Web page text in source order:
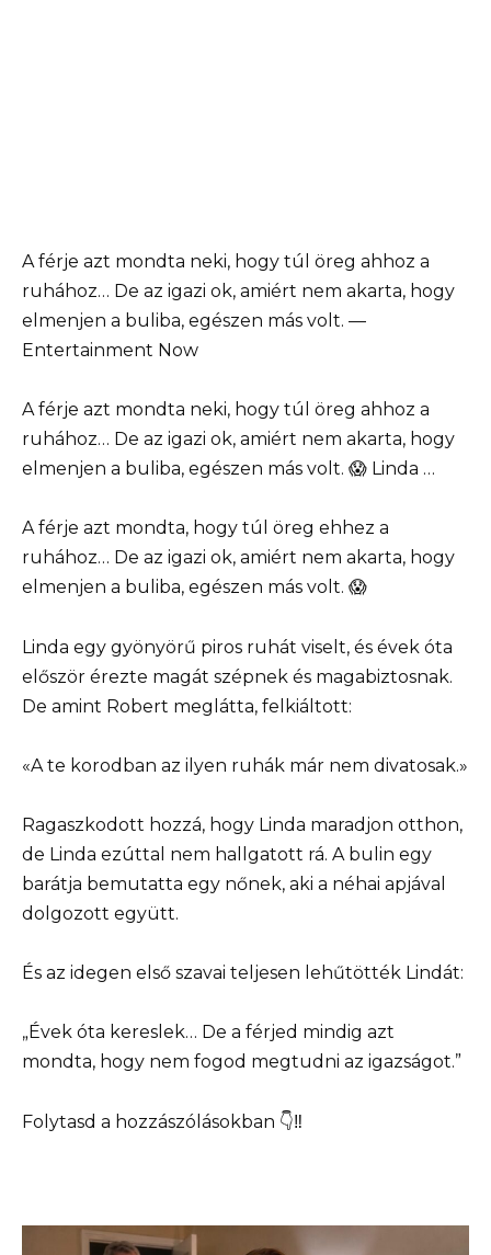
A férje azt mondta neki, hogy túl öreg ahhoz a
ruhához… De az igazi ok, amiért nem akarta, hogy
elmenjen a buliba, egészen más volt. —
Entertainment Now
A férje azt mondta neki, hogy túl öreg ahhoz a
ruhához… De az igazi ok, amiért nem akarta, hogy
elmenjen a buliba, egészen más volt. 😱 Linda …
A férje azt mondta, hogy túl öreg ehhez a
ruhához… De az igazi ok, amiért nem akarta, hogy
elmenjen a buliba, egészen más volt. 😱
Linda egy gyönyörű piros ruhát viselt, és évek óta
először érezte magát szépnek és magabiztosnak.
De amint Robert meglátta, felkiáltott:
«A te korodban az ilyen ruhák már nem divatosak.»
Ragaszkodott hozzá, hogy Linda maradjon otthon,
de Linda ezúttal nem hallgatott rá. A bulin egy
barátja bemutatta egy nőnek, aki a néhai apjával
dolgozott együtt.
És az idegen első szavai teljesen lehűtötték Lindát:
„Évek óta kereslek… De a férjed mindig azt
mondta, hogy nem fogod megtudni az igazságot.”
Folytasd a hozzászólásokban 👇‼️